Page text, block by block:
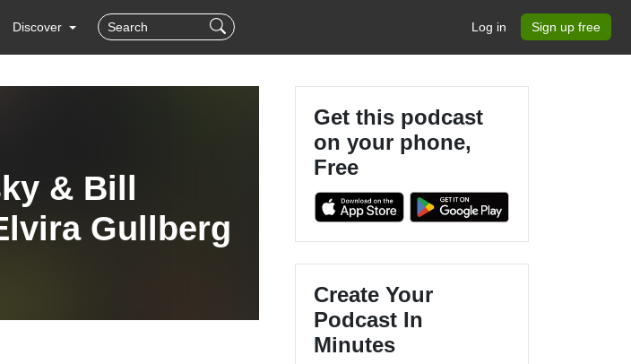
Discover Log in Sign up free
& Bill
Gullberg
Get this podcast
on your phone,
Free
Create Your
Podcast In
Minutes